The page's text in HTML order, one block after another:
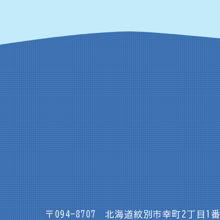
〒094-8707 北海道紋別市幸町2丁目1